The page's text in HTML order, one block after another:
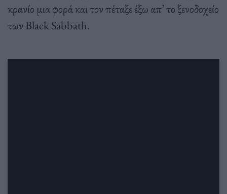
κρανίο μια φορά και τον πέταξε έξω απ’ το ξενοδοχείο
των Black Sabbath.